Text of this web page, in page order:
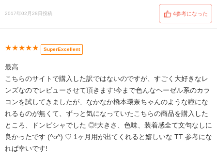
2017年02月28日投稿 4参考になった
★★★★★ SuperExcellent
最高
こちらのサイトで購入した訳ではないのですが、すごく大好きなレ
ンズなのでレビューさせて頂きます!今まで色んなヘーゼル系のカラ
コンを試してきましたが、なかなか橋本環奈ちゃんのような瞳にな
れるものが無くて、ずっと気になっていたこちらの商品を購入した
ところ、ドンピシャでした ◎!大きさ、色味、装着感全て文句なしに
良かったです (^o^) ♡ 1ヶ月用が出てくれると嬉しいな TT 参考にな
れば幸いです!